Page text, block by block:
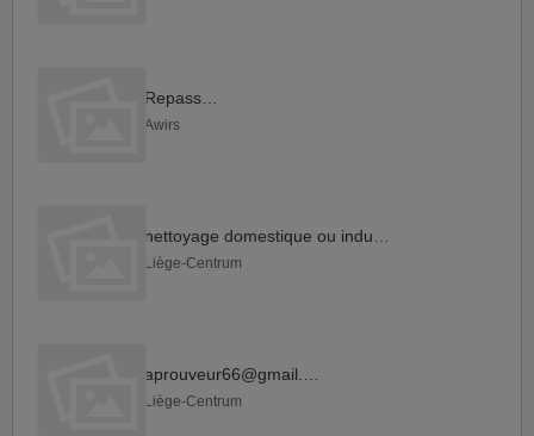
Awirs
Liège-Centrum
Liège-Centrum